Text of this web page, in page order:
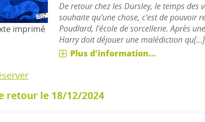
imprimé
De retour chez les Dursley, le temps des
souhaite qu'une chose, c'est de pouvoir
Poudlard, l'école de sorcellerie. Après
Harry doit déjouer une malédiction qu[...]
Plus d'information...
retour le 18/12/2024